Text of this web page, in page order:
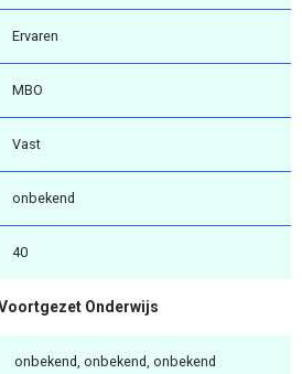
Ervaren
MBO
Vast
onbekend
40
Onderwijs
onbekend, onbekend, onbekend